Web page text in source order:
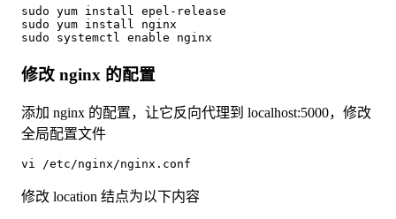
sudo yum install epel-release
sudo yum install nginx
修改 nginx 的配置
添加 nginx 的配置，让它反向代理到 localhost:5000，修改
全局配置文件
vi /etc/nginx/nginx.conf
修改 location 结点为以下内容